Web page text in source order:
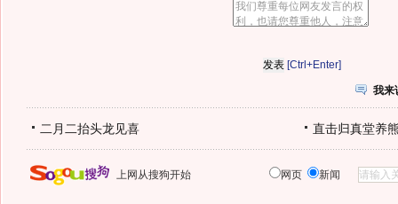
[Ctrl+Enter]
我来
二月二抬头龙见喜 直击归真堂养
上网从搜狗开始 网页 新闻